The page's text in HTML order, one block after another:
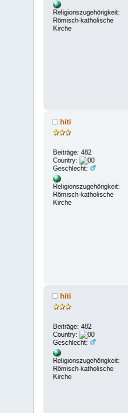
Religionszugehörigkeit:
Römisch-katholische
Kirche
hiti
Beiträge: 482
Country:
Geschlecht:
Religionszugehörigkeit:
Römisch-katholische
Kirche
hiti
Beiträge: 482
Country:
Geschlecht:
Religionszugehörigkeit:
Römisch-katholische
Kirche